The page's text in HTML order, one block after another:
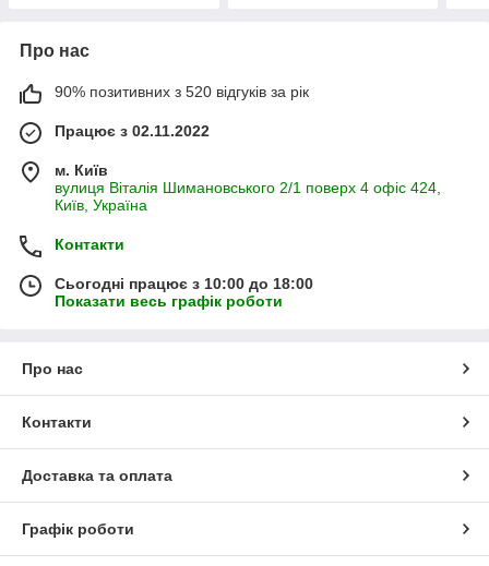
Про нас
90% позитивних з 520 відгуків за рік
Працює з 02.11.2022
м. Київ
вулиця Віталія Шимановського 2/1 поверх 4 офіс 424,
Київ, Україна
Контакти
Сьогодні працює з 10:00 до 18:00
Показати весь графік роботи
Про нас
Контакти
Доставка та оплата
Графік роботи